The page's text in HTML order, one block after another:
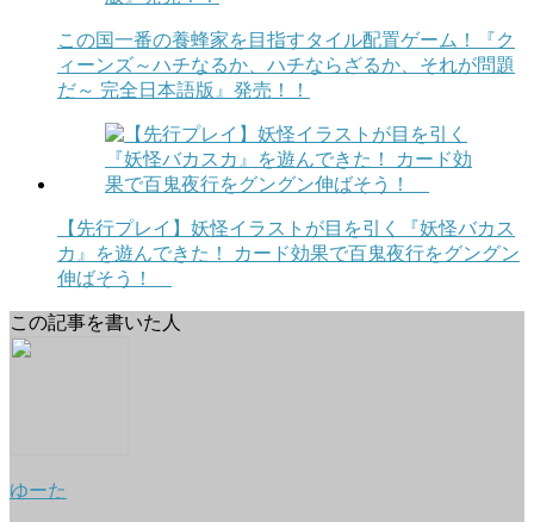
この国一番の養蜂家を目指すタイル配置ゲーム！『ク
ィーンズ～ハチなるか、ハチならざるか、それが問題
だ～ 完全日本語版』発売！！
【先行プレイ】妖怪イラストが目を引く『妖怪バカス
カ』を遊んできた！ カード効果で百鬼夜行をグングン
伸ばそう！
この記事を書いた人
ゆーた